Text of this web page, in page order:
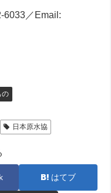
6033／Email:
の
日本原水協
はてブ